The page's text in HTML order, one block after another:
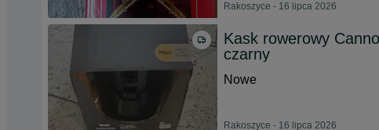
Rakoszyce - 16 lipca 2026
Kask rowerowy
czarny
Nowe
Rakoszyce - 16 lipca 2026